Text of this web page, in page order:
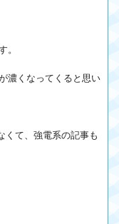
。
濃くなってくると思い
くて、強電系の記事も